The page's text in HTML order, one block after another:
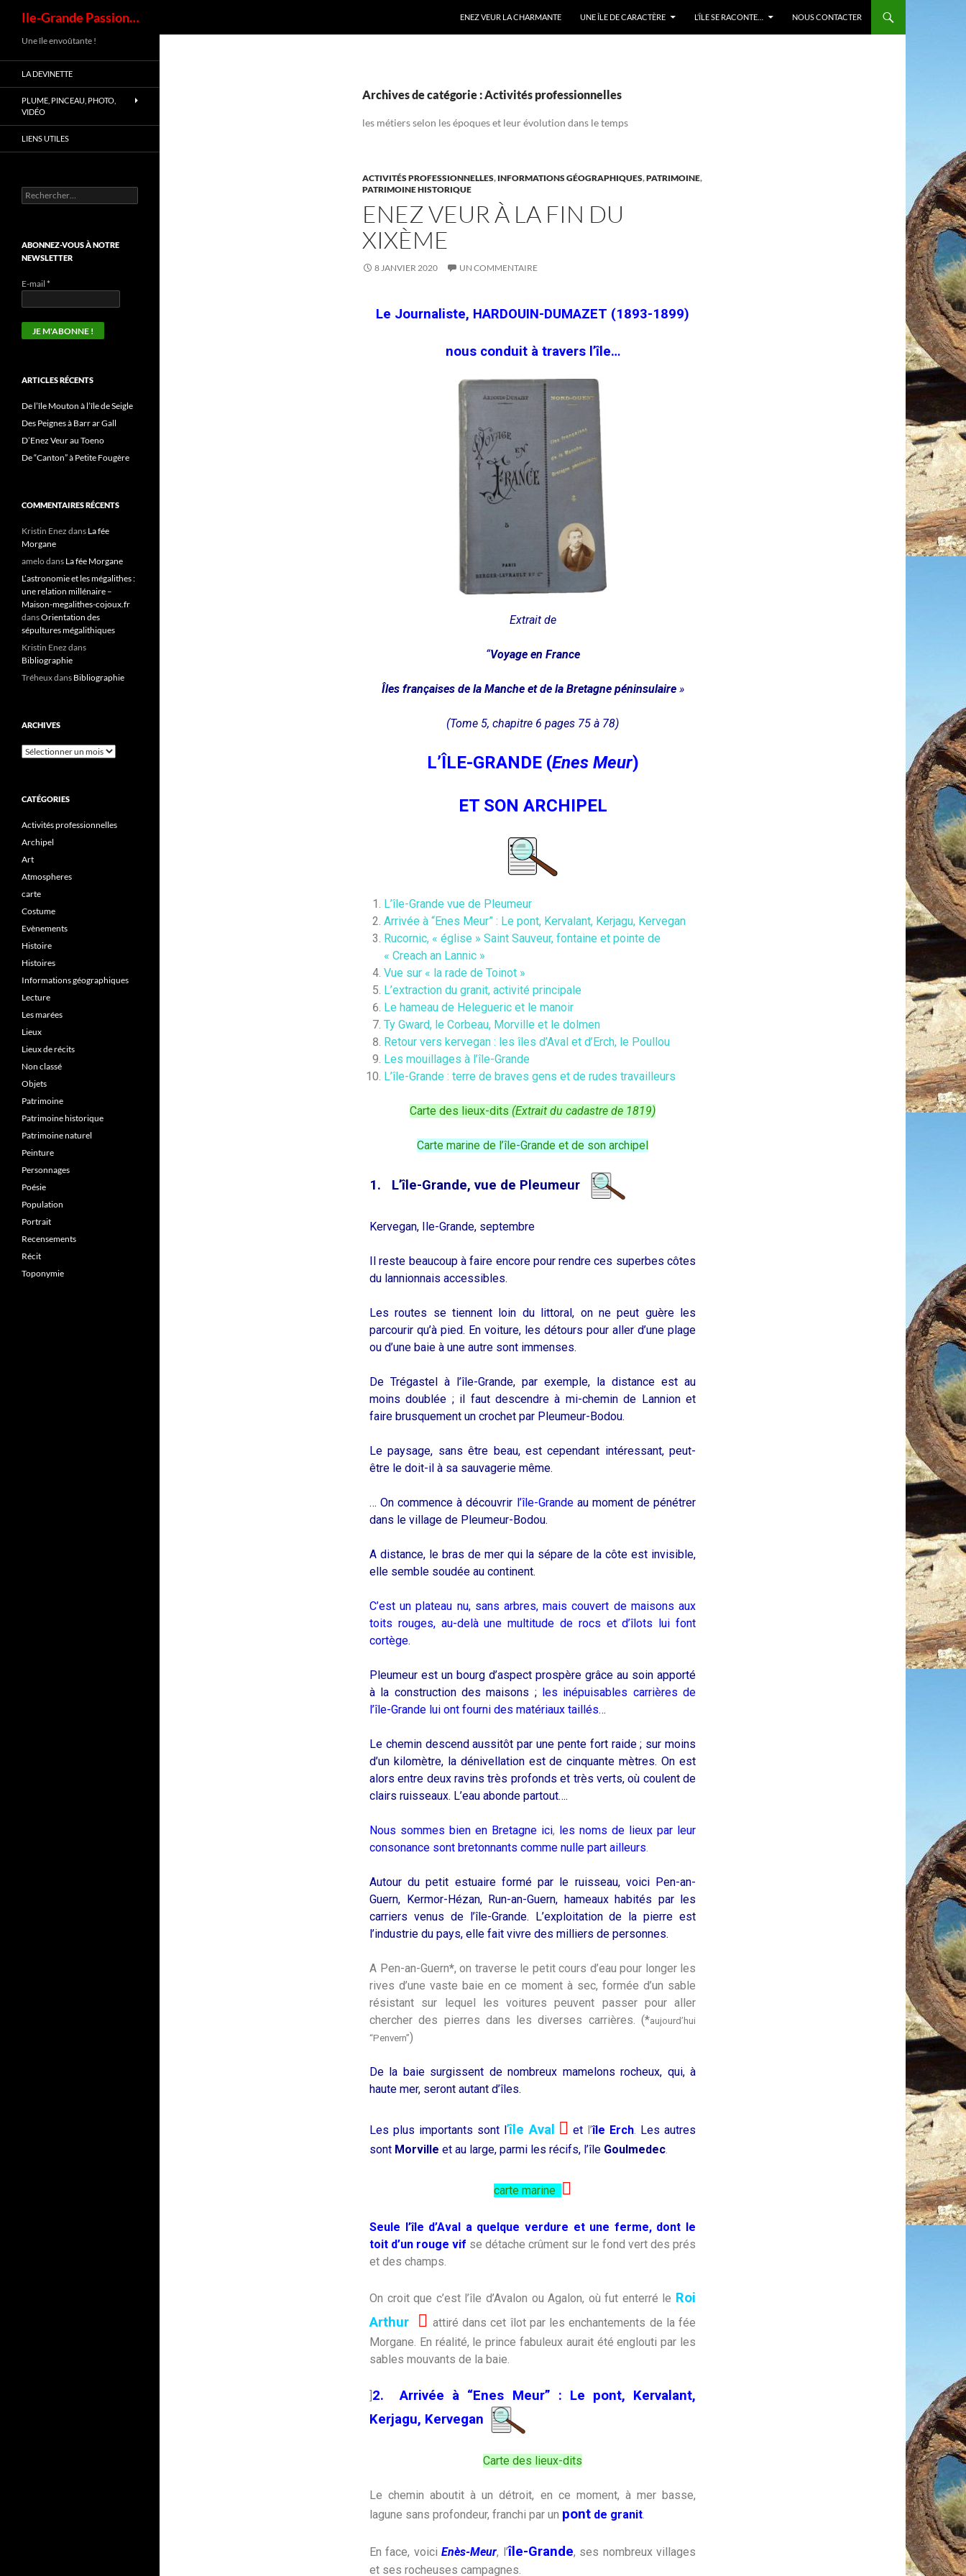
Ile-Grande Passion… ENEZ VEUR LA CHARMANTE UNE ÎLE DE CARACTÈRE L’ÎLE SE RACONTE… NOUS CONTACTER
Archives de catégorie : Activités professionnelles
les métiers selon les époques et leur évolution dans le temps
ACTIVITÉS PROFESSIONNELLES, INFORMATIONS GÉOGRAPHIQUES,PATRIMOINE,
PATRIMOINE HISTORIQUE
ENEZ VEUR À LA FIN DU
XIXÈME
8 JANVIER 2020 UN COMMENTAIRE
Le Journaliste, HARDOUIN-DUMAZET (1893-1899)
nous conduit à travers l’île…
Extrait de
“Voyage en France
Îles françaises de la Manche et de la Bretagne péninsulaire»
(Tome 5, chapitre 6 pages 75 à 78)
L’ÎLE-GRANDE (Enes Meur)
ET SON ARCHIPEL
L’île-Grande vue de Pleumeur
Arrivée à “Enes Meur” : Le pont, Kervalant, Kerjagu, Kervegan
Rucornic, « église » Saint Sauveur, fontaine et pointe de
« Creach an Lannic »
Vue sur « la rade de Toinot »
L’extraction du granit, activité principale
Le hameau de Helegueric et le manoir
Ty Gward, le Corbeau, Morville et le dolmen
Retour vers kervegan : les îles d’Aval et d’Erch, le Poullou
Les mouillages à l’île-Grande
L’île-Grande : terre de braves gens et de rudes travailleurs
Carte des lieux-dits (Extrait du cadastre de 1819)
Carte marine de l’île-Grande et de son archipel
1. L’île-Grande, vue de Pleumeur
Kervegan, Ile-Grande, septembre
Il reste beaucoup à faire encore pour rendre ces superbes côtes
du lannionnais accessibles.
Les routes se tiennent loin du littoral, on ne peut guère les
parcourir qu’à pied. En voiture, les détours pour aller d’une plage
ou d’une baie à une autre sont immenses.
De Trégastel à l’île-Grande, par exemple, la distance est au
moins doublée ; il faut descendre à mi-chemin de Lannion et
faire brusquement un crochet par Pleumeur-Bodou.
Le paysage, sans être beau, est cependant intéressant, peut-
être le doit-il à sa sauvagerie même.
… On commence à découvrir l’île-Grande au moment de pénétrer
dans le village de Pleumeur-Bodou.
A distance, le bras de mer qui la sépare de la côte est invisible,
elle semble soudée au continent.
C’est un plateau nu, sans arbres, mais couvert de maisons aux
toits rouges, au-delà une multitude de rocs et d’îlots lui font
cortège.
Pleumeur est un bourg d’aspect prospère grâce au soin apporté
à la construction des maisons ; les inépuisables carrières de
l’île-Grande lui ont fourni des matériaux taillés…
Le chemin descend aussitôt par une pente fort raide ; sur moins
d’un kilomètre, la dénivellation est de cinquante mètres. On est
alors entre deux ravins très profonds et très verts, où coulent de
clairs ruisseaux. L’eau abonde partout….
Nous sommes bien en Bretagne ici, les noms de lieux par leur
consonance sont bretonnants comme nulle part ailleurs.
Autour du petit estuaire formé par le ruisseau, voici Pen-an-
Guern, Kermor-Hézan, Run-an-Guern, hameaux habités par les
carriers venus de l’île-Grande. L’exploitation de la pierre est
l’industrie du pays, elle fait vivre des milliers de personnes.
A Pen-an-Guern*, on traverse le petit cours d’eau pour longer les
rives d’une vaste baie en ce moment à sec, formée d’un sable
résistant sur lequel les voitures peuvent passer pour aller
chercher des pierres dans les diverses carrières. (*aujourd’hui
“Penvern”)
De la baie surgissent de nombreux mamelons rocheux, qui, à
haute mer, seront autant d’îles.
Les plus importants sont l’île Aval  et l’île Erch. Les autres
sont Morville et au large, parmi les récifs, l’île Goulmedec.
carte marine 
Seule l’île d’Aval a quelque verdure et une ferme, dont le
toit d’un rouge vif se détache crûment sur le fond vert des prés
et des champs.
On croit que c’est l’île d’Avalon ou Agalon, où fut enterré le Roi
Arthur
 attiré dans cet îlot par les enchantements de la fée
Morgane. En réalité, le prince fabuleux aurait été englouti par les
sables mouvants de la baie.
2. Arrivée à “Enes Meur” : Le pont, Kervalant,
Kerjagu, Kervegan
Carte des lieux-dits
Le chemin aboutit à un détroit, en ce moment, à mer basse,
lagune sans profondeur, franchi par un pont de granit.
En face, voiciEnès-Meur, l’île-Grande, ses nombreux villages
et ses rocheuses campagnes.
Une île envoûtante !
LA DEVINETTE
PLUME, PINCEAU, PHOTO,
VIDÉO
LIENS UTILES
ABONNEZ-VOUS À NOTRE
NEWSLETTER
E-mail *
ARTICLES RÉCENTS
De l’île Mouton à l’île de Seigle
Des Peignes à Barr ar Gall
D’Enez Veur au Toeno
De “Canton” à Petite Fougère
COMMENTAIRES RÉCENTS
Kristin Enez dans La fée
Morgane
amelodans La fée Morgane
L’astronomie et les mégalithes :
une relation millénaire –
Maison-megalithes-cojoux.fr
dansOrientation des
sépultures mégalithiques
Kristin Enez dans
Bibliographie
Tréheuxdans Bibliographie
ARCHIVES
CATÉGORIES
Activités professionnelles
Archipel
Art
Atmospheres
carte
Costume
Evènements
Histoire
Histoires
Informations géographiques
Lecture
Les marées
Lieux
Lieux de récits
Non classé
Objets
Patrimoine
Patrimoine historique
Patrimoine naturel
Peinture
Personnages
Poésie
Population
Portrait
Recensements
Récit
Toponymie